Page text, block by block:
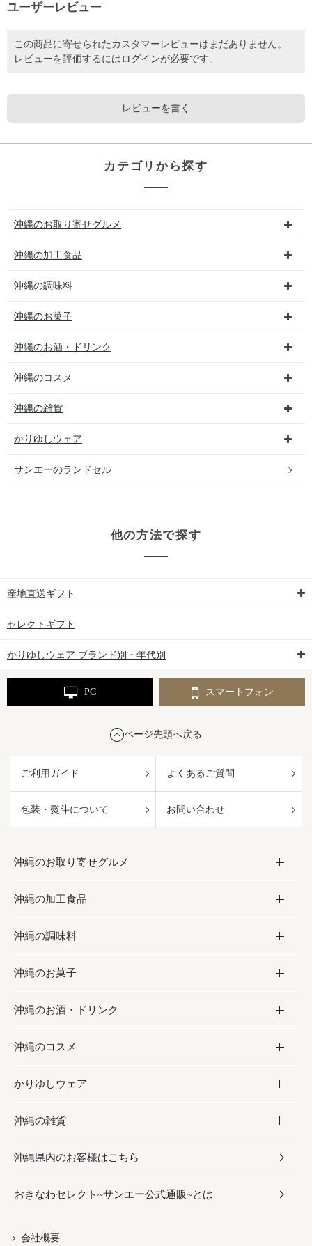
ユーザーレビュー
この商品に寄せられたカスタマーレビューはまだありません。
レビューを評価するには ログインが必要です。
レビューを書く
カテゴリから探す
沖縄のお取り寄せグルメ
沖縄の加工食品
沖縄の調味料
沖縄のお菓子
沖縄のお酒・ドリンク
沖縄のコスメ
沖縄の雑貨
かりゆしウェア
サンエーのランドセル
他の方法で探す
産地直送ギフト
セレクトギフト
かりゆしウェア ブランド別・年代別
PC スマートフォン
ページ先頭へ戻る
ご利用ガイド よくあるご質問
包装・熨斗について お問い合わせ
沖縄のお取り寄せグルメ
お取り寄せグルメ
フルーツ・野菜
お肉
海産物
沖縄の加工食品
加工食品
缶詰／パウチ
沖縄料理
沖縄そば／乾麺
レトルト食品
乾物／粉類
沖縄の調味料
調味料
砂糖／黒砂糖
塩
お酢／ドレッシング
しょうゆ
みそ
だし／スパイス／島唐辛子
沖縄のお菓子
お菓子
黒糖
ちんすこう
伝統菓子
スナック
おつまみ
紅芋
沖縄のお酒・ドリンク
お酒・ドリンク
泡盛
ビール・チューハイ
ワイン・ウィスキー・カクテル
ドリンク
茶葉
沖縄のコスメ
コスメ
スキンケア
ボディケア
ヘアケア
UVケア
かりゆしウェア
かりゆしウェア
メンズ
レディース
沖縄の雑貨
雑貨
沖縄ファッション
伝統工芸品
沖縄県内のお客様はこちら
おきなわセレクト~サンエー公式通販~とは
会社概要